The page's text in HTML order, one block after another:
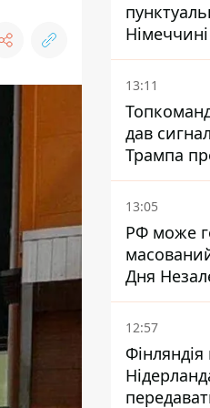
Deutsche
13:11
дав
Трампа
ЗМІ
13:05
РФ може
Дня
вивчення
12:57
Фінляндія